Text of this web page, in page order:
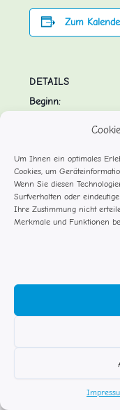
Um Ihnen ein optimales
Cookies, um
Wenn Sie diesen
Surfverhalten oder
Ihre Zustimmung nicht
Merkmale und Funktionen
Zum
DETAILS
Beginn:
September 7
Schließzeiten
©